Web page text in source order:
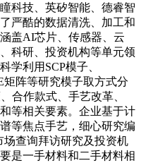
科技、英矽智能、德睿智
严酷的数据清洗、加工和
盖AI芯片、传感器、云
科研、投资机构等单元领
学利用SCP模子、
矩阵等研究模子取方式分
合作款式、手艺改革、
等相关要素。企业基于计
等焦点手艺，细心研究编
场查询拜访研究及投资机
是一手材料和二手材料相